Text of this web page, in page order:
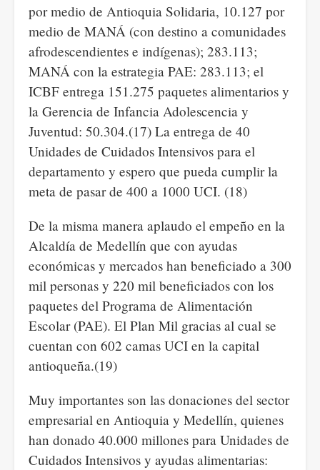
por medio de Antioquia Solidaria, 10.127 por
medio de MANÁ (con destino a comunidades
afrodescendientes e indígenas); 283.113;
MANÁ con la estrategia PAE: 283.113; el
ICBF entrega 151.275 paquetes alimentarios y
la Gerencia de Infancia Adolescencia y
Juventud: 50.304.(17) La entrega de 40
Unidades de Cuidados Intensivos para el
departamento y espero que pueda cumplir la
meta de pasar de 400 a 1000 UCI. (18)
De la misma manera aplaudo el empeño en la
Alcaldía de Medellín que con ayudas
económicas y mercados han beneficiado a 300
mil personas y 220 mil beneficiados con los
paquetes del Programa de Alimentación
Escolar (PAE). El Plan Mil gracias al cual se
cuentan con 602 camas UCI en la capital
antioqueña.(19)
Muy importantes son las donaciones del sector
empresarial en Antioquia y Medellín, quienes
han donado 40.000 millones para Unidades de
Cuidados Intensivos y ayudas alimentarias: